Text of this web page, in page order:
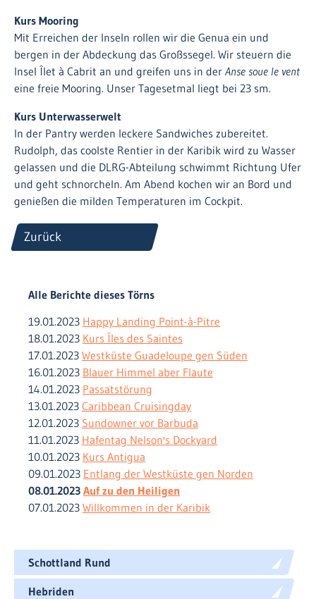
Kurs Mooring
Mit Erreichen der Inseln rollen wir die Genua ein und
bergen in der Abdeckung das Großssegel. Wir steuern die
Insel Îlet à Cabrit an und greifen uns in der Anse soue le vent
eine freie Mooring. Unser Tagesetmal liegt bei 23 sm.
Kurs Unterwasserwelt
In der Pantry werden leckere Sandwiches zubereitet.
Rudolph, das coolste Rentier in der Karibik wird zu Wasser
gelassen und die DLRG-Abteilung schwimmt Richtung Ufer
und geht schnorcheln. Am Abend kochen wir an Bord und
genießen die milden Temperaturen im Cockpit.
Zurück
Alle Berichte dieses Törns
19.01.2023 Happy Landing Point-à-Pitre
18.01.2023 Kurs Îles des Saintes
17.01.2023 Westküste Guadeloupe gen Süden
16.01.2023 Blauer Himmel aber Flaute
14.01.2023 Passatstörung
13.01.2023 Caribbean Cruisingday
12.01.2023 Sundowner vor Barbuda
11.01.2023 Hafentag Nelson's Dockyard
10.01.2023 Kurs Antigua
09.01.2023 Entlang der Westküste gen Norden
08.01.2023 Auf zu den Heiligen
07.01.2023 Willkommen in der Karibik
Schottland Rund
Hebriden